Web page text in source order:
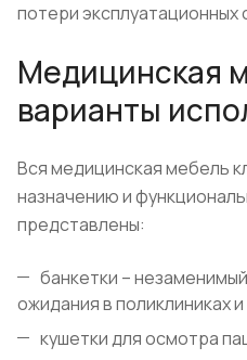
потери эксплуатационных
Медицинская
варианты
Вся медицинская мебель
назначению и
представлены:
банкетки –
ожидания в поликлиниках
кушетки для осмотра